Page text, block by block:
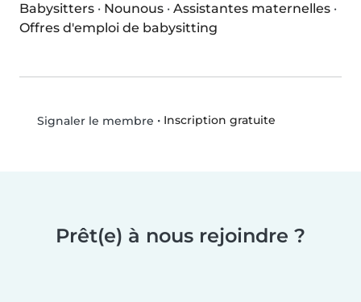
Babysitters · Nounous · Assistantes maternelles ·
Offres d'emploi de babysitting
Signaler le membre • Inscription gratuite
Prêt(e) à nous rejoindre ?